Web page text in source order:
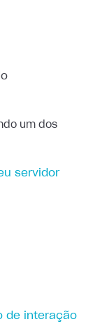
um dos
servidor
de interação